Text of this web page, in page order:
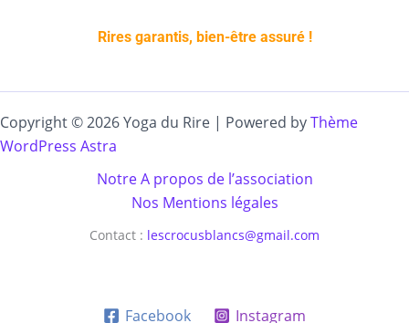
Rires garantis, bien-être assuré !
Copyright © 2026 Yoga du Rire | Powered byThème
WordPress Astra
Notre A propos de l’association
Nos Mentions légales
Contact : lescrocusblancs@gmail.com
Facebook Instagram